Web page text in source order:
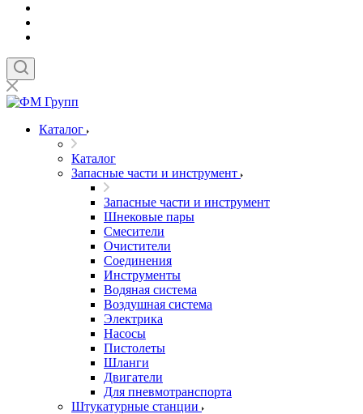
Каталог
Каталог
Запасные части и инструмент
Запасные части и инструмент
Шнековые пары
Смесители
Очистители
Соединения
Инструменты
Водяная система
Воздушная система
Электрика
Насосы
Пистолеты
Шланги
Двигатели
Для пневмотранспорта
Штукатурные станции